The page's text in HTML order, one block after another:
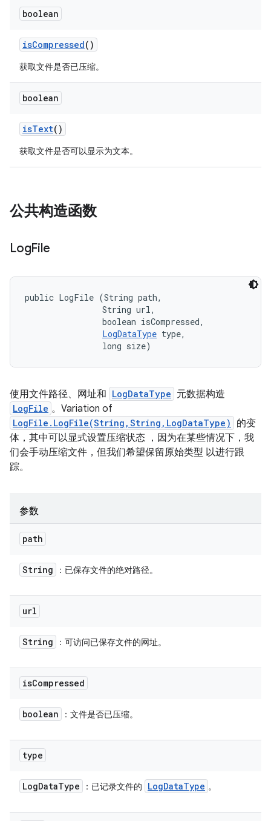
boolean
isCompressed()
获取文件是否已压缩。
boolean
isText()
获取文件是否可以显示为文本。
公共构造函数
LogFile
public LogFile (String path,
                String url,
                boolean isCompressed,
LogDataType type,
                long size)
使用文件路径、网址和 LogDataType 元数据构造
LogFile 。Variation of
LogFile.LogFile(String,String,LogDataType)
的变
体，其中可以显式设置压缩状态 ，因为在某些情况下，我
们会手动压缩文件，但我们希望保留原始类型 以进行跟
踪。
参数
path
String ：已保存文件的绝对路径。
url
String ：可访问已保存文件的网址。
isCompressed
boolean ：文件是否已压缩。
type
LogDataType ：已记录文件的 LogDataType 。